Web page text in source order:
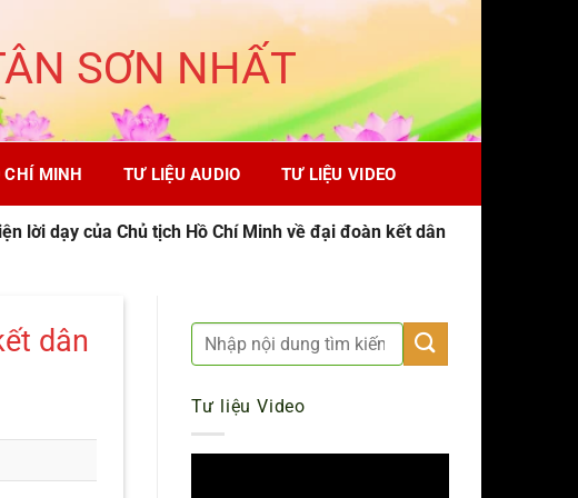
SƠN NHẤT
MINH TƯ LIỆU AUDIO TƯ LIỆU VIDEO
lời dạy của Chủ tịch Hồ Chí Minh về đại đoàn kết dân
dân
Tư liệu Video